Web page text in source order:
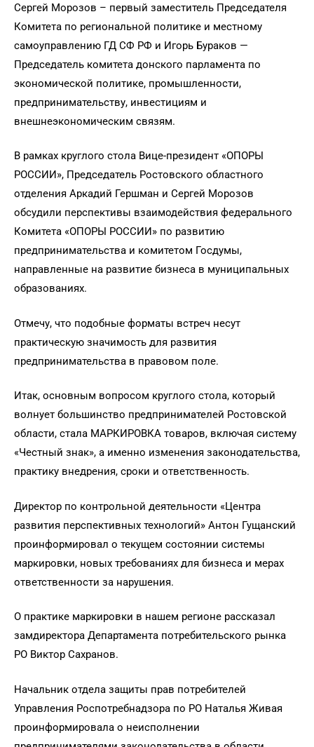
Сергей Морозов – первый заместитель Председателя
Комитета по региональной политике и местному
самоуправлению ГД СФ РФ и Игорь Бураков —
Председатель комитета донского парламента по
экономической политике, промышленности,
предпринимательству, инвестициям и
внешнеэкономическим связям.
В рамках круглого стола Вице-президент «ОПОРЫ
РОССИИ», Председатель Ростовского областного
отделения Аркадий Гершман и Сергей Морозов
обсудили перспективы взаимодействия федерального
Комитета «ОПОРЫ РОССИИ» по развитию
предпринимательства и комитетом Госдумы,
направленные на развитие бизнеса в муниципальных
образованиях.
Отмечу, что подобные форматы встреч несут
практическую значимость для развития
предпринимательства в правовом поле.
Итак, основным вопросом круглого стола, который
волнует большинство предпринимателей Ростовской
области, стала МАРКИРОВКА товаров, включая систему
«Честный знак», а именно изменения законодательства,
практику внедрения, сроки и ответственность.
Директор по контрольной деятельности «Центра
развития перспективных технологий» Антон Гущанский
проинформировал о текущем состоянии системы
маркировки, новых требованиях для бизнеса и мерах
ответственности за нарушения.
О практике маркировки в нашем регионе рассказал
замдиректора Департамента потребительского рынка
РО Виктор Сахранов.
Начальник отдела защиты прав потребителей
Управления Роспотребнадзора по РО Наталья Живая
проинформировала о неисполнении